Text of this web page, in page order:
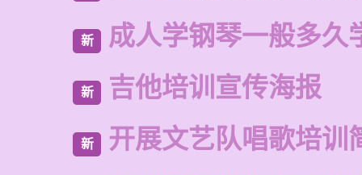
新 成人学钢琴一般多久
新 吉他培训宣传海报
新 开展文艺队唱歌培训